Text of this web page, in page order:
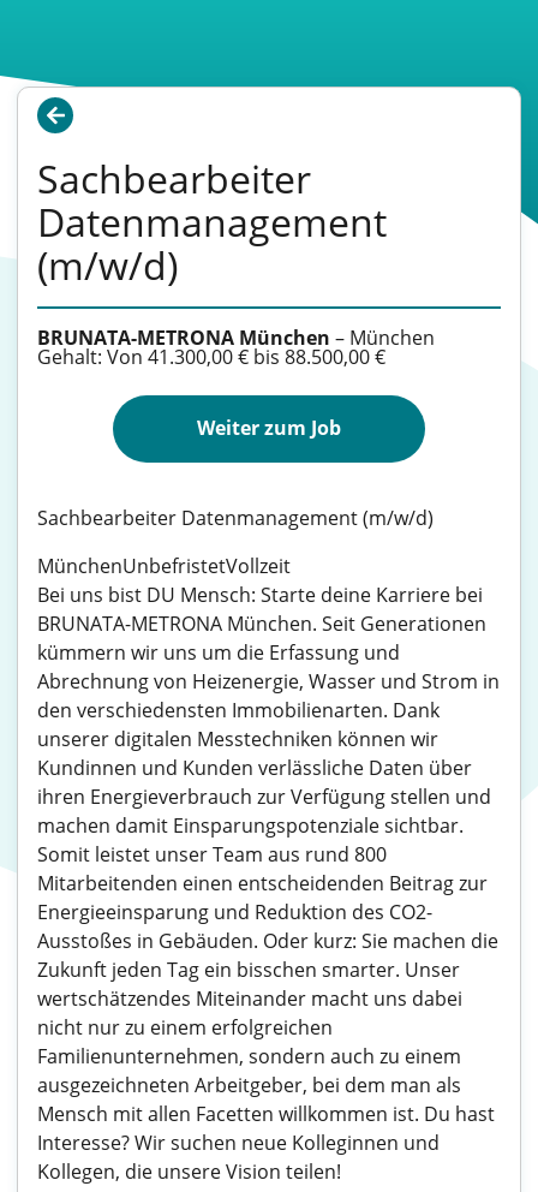
Sachbearbeiter
Datenmanagement
(m/w/d)
BRUNATA-METRONA München – München
Gehalt: Von 41.300,00 € bis 88.500,00 €
Weiter zum Job
Sachbearbeiter Datenmanagement (m/w/d)
MünchenUnbefristetVollzeit
Bei uns bist DU Mensch: Starte deine Karriere bei
BRUNATA-METRONA München. Seit Generationen
kümmern wir uns um die Erfassung und
Abrechnung von Heizenergie, Wasser und Strom in
den verschiedensten Immobilienarten. Dank
unserer digitalen Messtechniken können wir
Kundinnen und Kunden verlässliche Daten über
ihren Energieverbrauch zur Verfügung stellen und
machen damit Einsparungspotenziale sichtbar.
Somit leistet unser Team aus rund 800
Mitarbeitenden einen entscheidenden Beitrag zur
Energieeinsparung und Reduktion des CO2-
Ausstoßes in Gebäuden. Oder kurz: Sie machen die
Zukunft jeden Tag ein bisschen smarter. Unser
wertschätzendes Miteinander macht uns dabei
nicht nur zu einem erfolgreichen
Familienunternehmen, sondern auch zu einem
ausgezeichneten Arbeitgeber, bei dem man als
Mensch mit allen Facetten willkommen ist. Du hast
Interesse? Wir suchen neue Kolleginnen und
Kollegen, die unsere Vision teilen!